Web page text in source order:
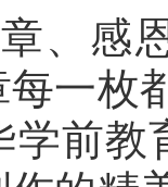
、感
一枚
学前教